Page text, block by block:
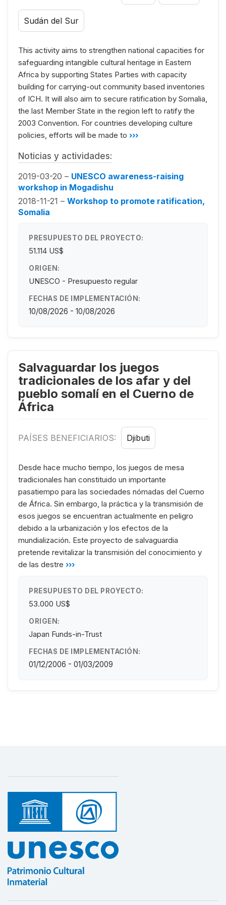
Sudán del Sur
This activity aims to strengthen national capacities for
safeguarding intangible cultural heritage in Eastern
Africa by supporting States Parties with capacity
building for carrying-out community based inventories
of ICH. It will also aim to secure ratification by Somalia,
the last Member State in the region left to ratify the
2003 Convention. For countries developing culture
policies, efforts will be made to ›››
Noticias y actividades:
2019-03-20 – UNESCO awareness-raising
workshop in Mogadishu
2018-11-21 – Workshop to promote ratification,
Somalia
PRESUPUESTO DEL PROYECTO:
51.114 US$
ORIGEN:
UNESCO - Presupuesto regular
FECHAS DE IMPLEMENTACIÓN:
10/08/2026 - 10/08/2026
Salvaguardar los juegos
tradicionales de los afar y del
pueblo somalí en el Cuerno de
África
PAÍSES BENEFICIARIOS: Djibuti
Desde hace mucho tiempo, los juegos de mesa
tradicionales han constituido un importante
pasatiempo para las sociedades nómadas del Cuerno
de África. Sin embargo, la práctica y la transmisión de
esos juegos se encuentran actualmente en peligro
debido a la urbanización y los efectos de la
mundialización. Este proyecto de salvaguardia
pretende revitalizar la transmisión del conocimiento y
de las destre ›››
PRESUPUESTO DEL PROYECTO:
53.000 US$
ORIGEN:
Japan Funds-in-Trust
FECHAS DE IMPLEMENTACIÓN:
01/12/2006 - 01/03/2009